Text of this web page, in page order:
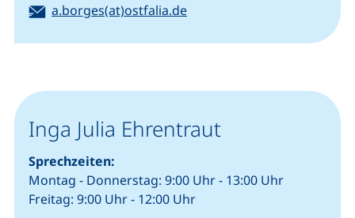
E-Mail:
a.borges(at)ostfalia.de(öffnet Ihr E-Mail-
Inga Julia Ehrentraut
Sprechzeiten:
Montag - Donnerstag: 9:00 Uhr - 13:00 Uhr
Freitag: 9:00 Uhr - 12:00 Uhr